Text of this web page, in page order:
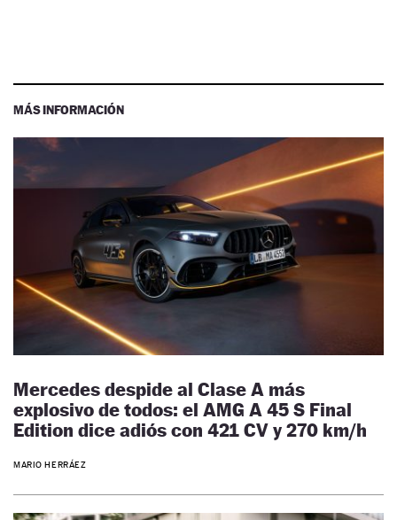
MÁS INFORMACIÓN
Mercedes despide al Clase A más
explosivo de todos: el AMG A 45 S Final
Edition dice adiós con 421 CV y 270 km/h
MARIO HERRÁEZ